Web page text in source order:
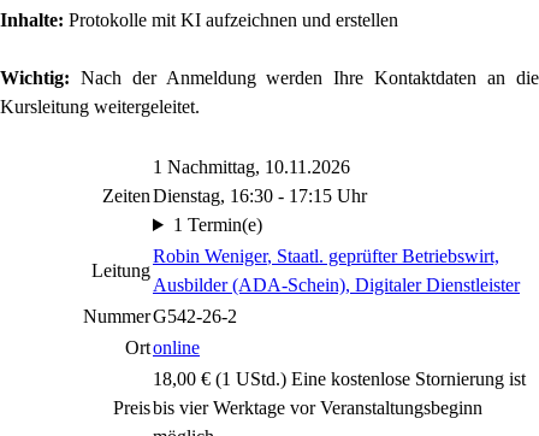
Inhalte: Protokolle mit KI aufzeichnen und erstellen
Wichtig: Nach der Anmeldung werden Ihre Kontaktdaten an die
Kursleitung weitergeleitet.
Zeiten
1 Nachmittag, 10.11.2026
Dienstag, 16:30 - 17:15 Uhr
1 Termin(e)
Leitung
Robin Weniger, Staatl. geprüfter Betriebswirt,
Ausbilder (ADA-Schein), Digitaler Dienstleister
NummerG542-26-2
Ortonline
Preis
18,00 € (1 UStd.) Eine kostenlose Stornierung ist
bis vier Werktage vor Veranstaltungsbeginn